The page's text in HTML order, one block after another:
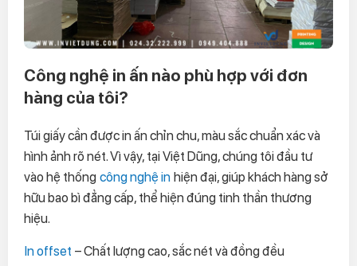
Công nghệ in ấn nào phù hợp với đơn
hàng của tôi?
Túi giấy cần được in ấn chỉn chu, màu sắc chuẩn xác và
hình ảnh rõ nét. Vì vậy, tại Việt Dũng, chúng tôi đầu tư
vào hệ thống công nghệ in hiện đại, giúp khách hàng sở
hữu bao bì đẳng cấp, thể hiện đúng tinh thần thương
hiệu.
In offset – Chất lượng cao, sắc nét và đồng đều